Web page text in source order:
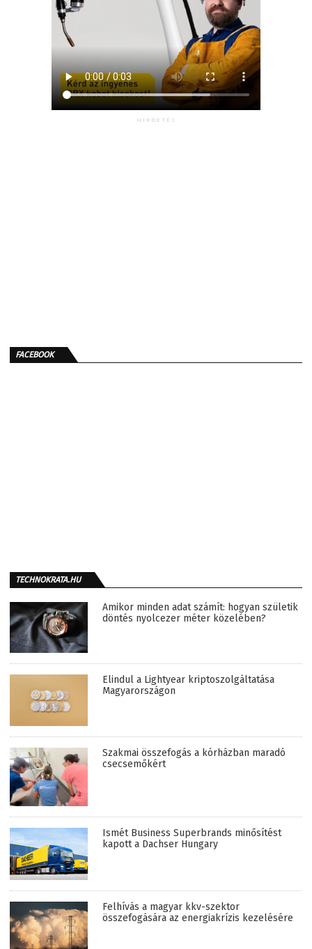
HIRDETÉS
FACEBOOK
TECHNOKRATA.HU
Amikor minden adat számít: hogyan születik
döntés nyolcezer méter közelében?
Elindul a Lightyear kriptoszolgáltatása
Magyarországon
Szakmai összefogás a kórházban maradó
csecsemőkért
Ismét Business Superbrands minősítést
kapott a Dachser Hungary
Felhívás a magyar kkv-szektor
összefogására az energiakrízis kezelésére